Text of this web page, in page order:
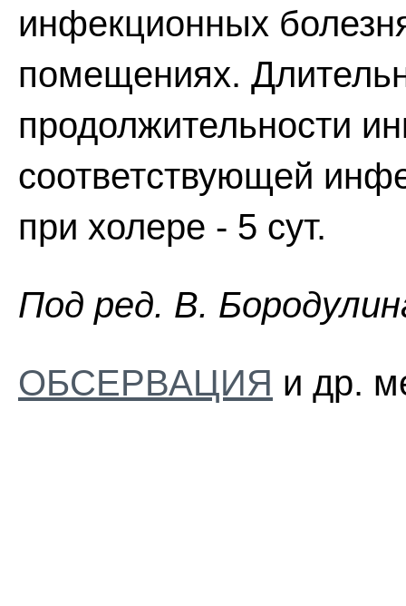
инфекционных
помещениях.
продолжительности
соответствующей
при холере - 5 сут.
Пoд peд. B.
ОБСЕРВАЦИЯ и др.